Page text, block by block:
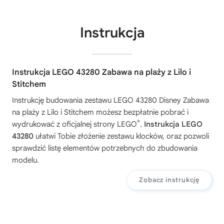
Instrukcja
Instrukcja LEGO 43280 Zabawa na plaży z Lilo i
Stitchem
Instrukcję budowania zestawu LEGO 43280 Disney Zabawa
na plaży z Lilo i Stitchem możesz bezpłatnie pobrać i
wydrukować z oficjalnej strony LEGO®. Instrukcja LEGO
43280 ułatwi Tobie złożenie zestawu klocków, oraz pozwoli
sprawdzić listę elementów potrzebnych do zbudowania
modelu.
Zobacz instrukcję